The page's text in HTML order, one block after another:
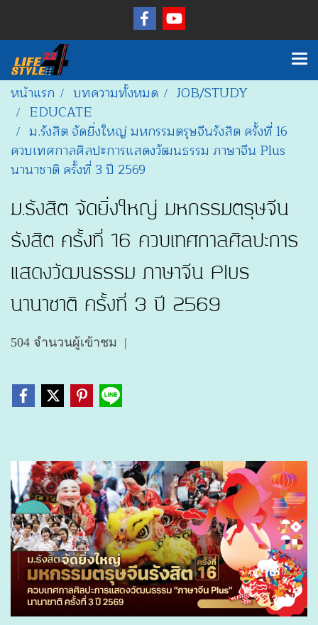
หน้าแรก บทความทั้งหมด
JOB/STUDY
EDUCATE
ม.รังสิต จัดยิ่งใหญ่ มหกรรมตรุษจีนรังสิต ครั้งที่ 16
ควบเทศกาลศิลปะการแสดงวัฒนธรรม ภาษาจีน Plus
นานาชาติ ครั้งที่ 3 ปี 2569
ม.รังสิต จัดยิ่งใหญ่ มหกรรมตรุษจีน
รังสิต ครั้งที่ 16 ควบเทศกาลศิลปะการ
แสดงวัฒนธรรม ภาษาจีน Plus
นานาชาติ ครั้งที่ 3 ปี 2569
504 จำนวนผู้เข้าชม |